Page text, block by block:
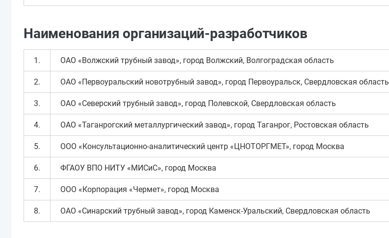
Наименования организаций-разработчиков
1. ОАО «Волжский трубный завод», город Волжский, Волгоградская область
2. ОАО «Первоуральский новотрубный завод», город Первоуральск, Свердловская область
3. ОАО «Северский трубный завод», город Полевской, Свердловская область
4. ОАО «Таганрогский металлургический завод», город Таганрог, Ростовская область
5. ООО «Консультационно-аналитический центр «ЦНОТОРГМЕТ», город Москва
6. ФГАОУ ВПО НИТУ «МИСиС», город Москва
7. ООО «Корпорация «Чермет», город Москва
8. ОАО «Синарский трубный завод», город Каменск-Уральский, Свердловская область